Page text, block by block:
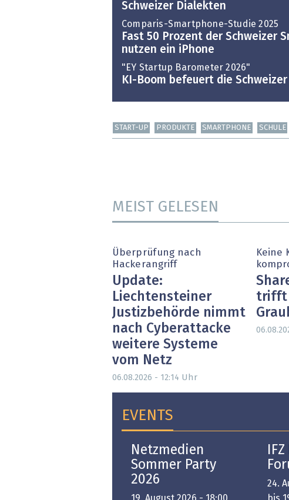
Schweizer Dialekten
Comparis-Smartphone-Studie 2025
Fast 50 Prozent der Schweizer
nutzen ein iPhone
"EY Startup Barometer 2026"
KI-Boom befeuert die
START-UP PRODUKTE SMARTPHONE SCHULE
MEIST GELESEN
Überprüfung nach
Hackerangriff
Update:
Liechtensteiner
Justizbehörde nimmt
nach Cyberattacke
weitere Systeme
vom Netz
06.08.2026 - 12:14 Uhr
Keine
trifft
EVENTS
Netzmedien
Sommer Party
2026
24.